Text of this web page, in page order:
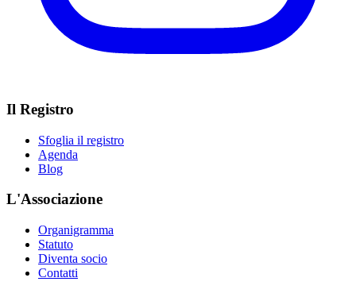
Il Registro
Sfoglia il registro
Agenda
Blog
L'Associazione
Organigramma
Statuto
Diventa socio
Contatti